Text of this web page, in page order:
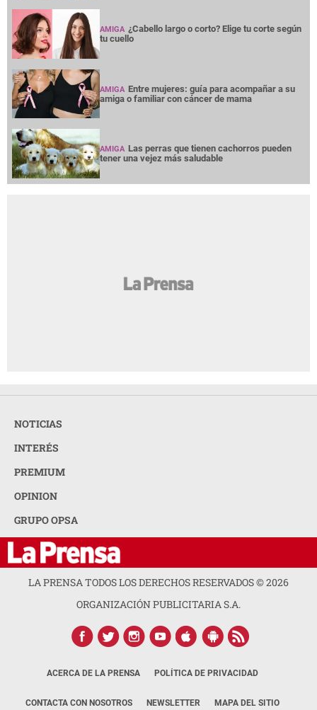
AMIGA ¿Cabello largo o corto? Elige tu corte según
tu cuello
AMIGA Entre mujeres: guía para acompañar a su
amiga o familiar con cáncer de mama
AMIGA Las perras que tienen cachorros pueden
tener una vejez más saludable
NOTICIAS
INTERÉS
PREMIUM
OPINION
GRUPO OPSA
LA PRENSA TODOS LOS DERECHOS RESERVADOS ©2026
ORGANIZACIÓN PUBLICITARIA S.A.
ACERCA DE LA PRENSA POLÍTICA DE PRIVACIDAD
CONTACTA CON NOSOTROS NEWSLETTER MAPA DEL SITIO